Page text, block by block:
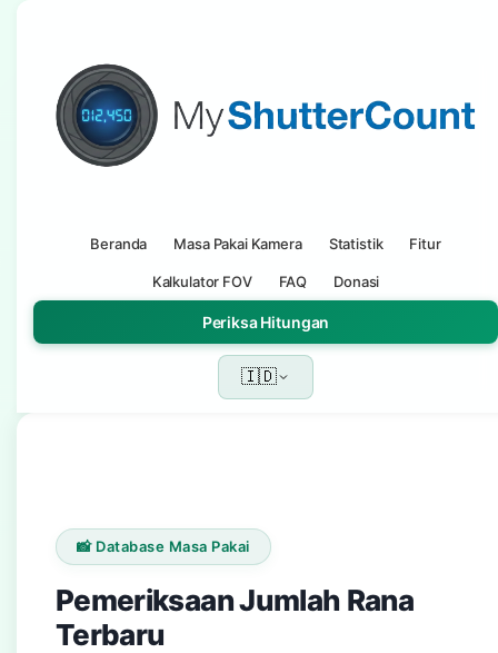
Beranda Masa Pakai Kamera Statistik Fitur
Kalkulator FOV FAQ Donasi
Periksa Hitungan
🇮🇩
📸 Database Masa Pakai
Pemeriksaan Jumlah Rana
Terbaru